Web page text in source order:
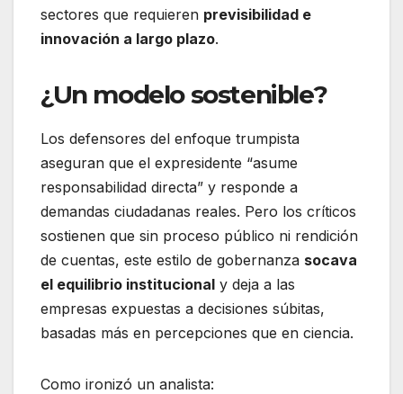
sectores que requieren previsibilidad e
innovación a largo plazo.
¿Un modelo sostenible?
Los defensores del enfoque trumpista
aseguran que el expresidente “asume
responsabilidad directa” y responde a
demandas ciudadanas reales. Pero los críticos
sostienen que sin proceso público ni rendición
de cuentas, este estilo de gobernanza socava
el equilibrio institucional y deja a las
empresas expuestas a decisiones súbitas,
basadas más en percepciones que en ciencia.
Como ironizó un analista: